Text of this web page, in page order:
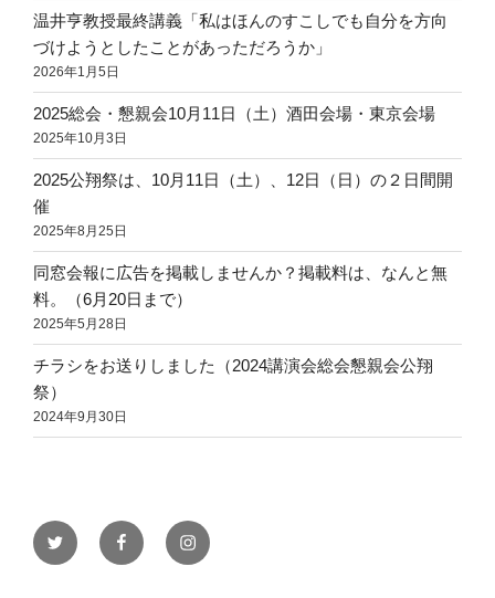
温井亨教授最終講義「私はほんのすこしでも自分を方向
づけようとしたことがあっただろうか」
2026年1月5日
2025総会・懇親会10月11日（土）酒田会場・東京会場
2025年10月3日
2025公翔祭は、10月11日（土）、12日（日）の２日間開
催
2025年8月25日
同窓会報に広告を掲載しませんか？掲載料は、なんと無
料。（6月20日まで）
2025年5月28日
チラシをお送りしました（2024講演会総会懇親会公翔
祭）
2024年9月30日
twitter facebookinstagram